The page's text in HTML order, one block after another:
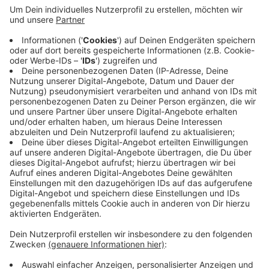
überfallen haben. Laut Urteil bedrohte er ihn mit
die Augen, um ihm ein Paket abzunehmen, das er in
dem Haus zustellen wollte. Neben dem
Freizeitarrest muss der junge Wuppertaler auch
500 Stunden gemeinnützig arbeiten. Außerdem
muss er sich im Berufsinformationszentrum der
Arbeitsagentur bertaten lassen.
Veröffentlicht:Dienstag, 08.07.2025 06:13
Anzeige
Anzeige